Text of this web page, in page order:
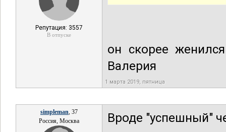
Репутация: 3557
В отпуске
он скорее
Валерия
1 марта 2019, пятница
simpleman, 37
Россия, Москва
Вроде "успешный"